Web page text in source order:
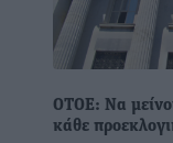
ΟΤΟΕ: Να
κάθε